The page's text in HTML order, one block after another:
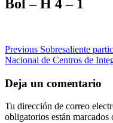
Bol – H 4 – 1
Post
navigation
Previous Sobresaliente
Nacional de Centros de
Deja un comentario
Tu dirección de correo
obligatorios están marcados